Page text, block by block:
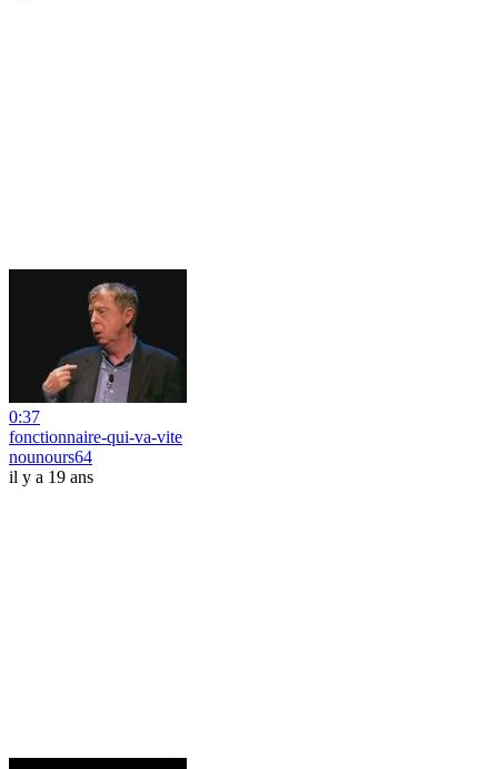
0:37
fonctionnaire-qui-va-vite
nounours64
il y a 19 ans